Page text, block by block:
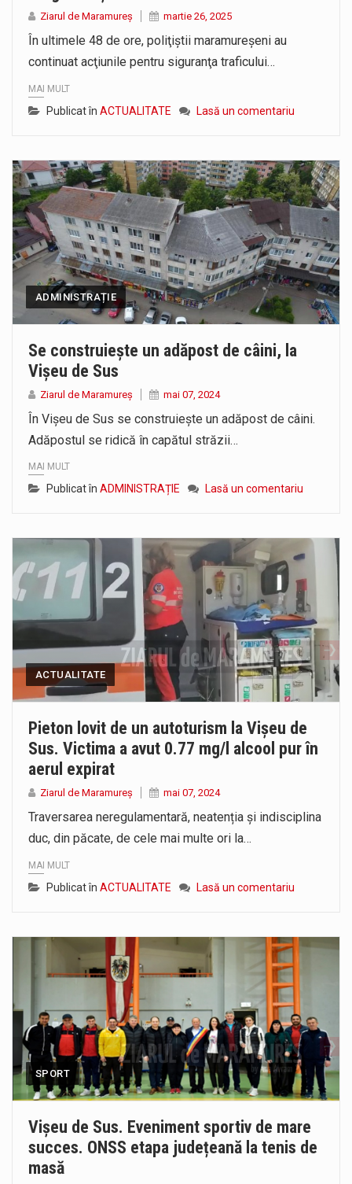
Ziarul de Maramureș martie 26, 2025
În ultimele 48 de ore, poliţiştii maramureşeni au
continuat acţiunile pentru siguranţa traficului…
MAI MULT
Publicat în ACTUALITATE Lasă un comentariu
ADMINISTRAȚIE
Se construiește un adăpost de câini, la
Vișeu de Sus
Ziarul de Maramureș mai 07, 2024
În Vișeu de Sus se construiește un adăpost de câini.
Adăpostul se ridică în capătul străzii…
MAI MULT
Publicat în ADMINISTRAȚIE Lasă un comentariu
ACTUALITATE
Pieton lovit de un autoturism la Vișeu de
Sus. Victima a avut 0.77 mg/l alcool pur în
aerul expirat
Ziarul de Maramureș mai 07, 2024
Traversarea neregulamentară, neatenția și indisciplina
duc, din păcate, de cele mai multe ori la…
MAI MULT
Publicat în ACTUALITATE Lasă un comentariu
SPORT
Vișeu de Sus. Eveniment sportiv de mare
succes. ONSS etapa județeană la tenis de
masă